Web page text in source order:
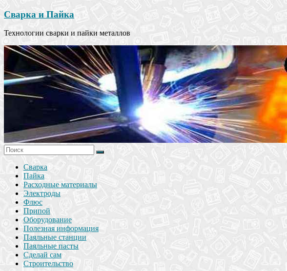
Сварка и Пайка
Технологии сварки и пайки металлов
Сварка
Пайка
Расходные материалы
Электроды
Флюс
Припой
Оборудование
Полезная информация
Паяльные станции
Паяльные пасты
Сделай сам
Строительство